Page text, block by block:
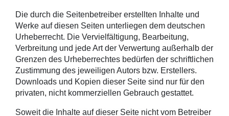
Die durch die Seitenbetreiber erstellten Inhalte und
Werke auf diesen Seiten unterliegen dem deutschen
Urheberrecht. Die Vervielfältigung, Bearbeitung,
Verbreitung und jede Art der Verwertung außerhalb der
Grenzen des Urheberrechtes bedürfen der schriftlichen
Zustimmung des jeweiligen Autors bzw. Erstellers.
Downloads und Kopien dieser Seite sind nur für den
privaten, nicht kommerziellen Gebrauch gestattet.
Soweit die Inhalte auf dieser Seite nicht vom Betreiber